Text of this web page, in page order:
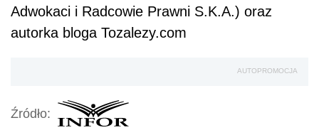
Adwokaci i Radcowie Prawni S.K.A.) oraz
autorka bloga Tozalezy.com
AUTOPROMOCJA
Źródło: